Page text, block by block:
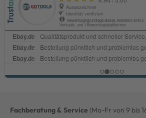
Fachberatung & Service (Mo-Fr von 9 bis